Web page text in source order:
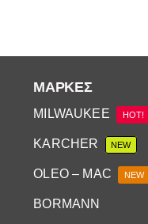
ΜΆΡΚΕΣ
MILWAUKEE HOT!
KARCHER NEW
OLEO – MAC NEW
BORMANN